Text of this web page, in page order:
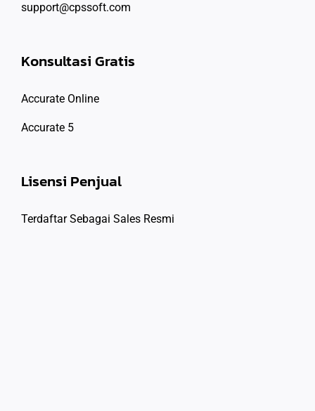
support@cpssoft.com
Konsultasi Gratis
Accurate Online
Accurate 5
Lisensi Penjual
Terdaftar Sebagai Sales Resmi